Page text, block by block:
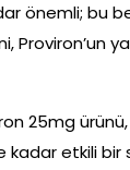
önemli; bu
25mg
kadar etkili